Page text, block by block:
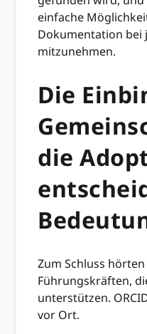
einfache
Dokumentation bei
mitzunehmen.
Die
die
Zum Schluss
Führungskräften,
unterstützen.
vor Ort.